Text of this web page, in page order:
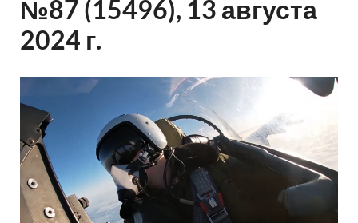
№87 (15496), 13 августа
2024 г.